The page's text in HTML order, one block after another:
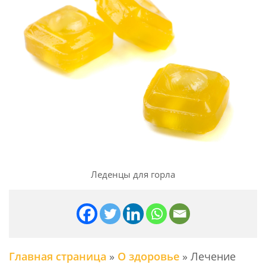
Леденцы для горла
Главная страница » О здоровье » Лечение